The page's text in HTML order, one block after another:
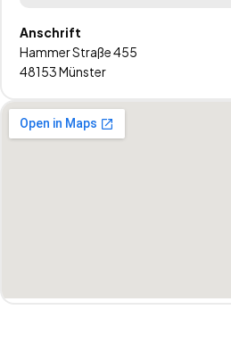
Anschrift
Hammer Straße 455
48153Münster